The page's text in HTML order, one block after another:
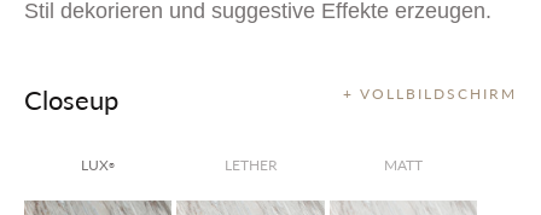
Stil dekorieren und suggestive Effekte erzeugen.
+ VOLLBILDSCHIRM
Closeup
LUX® LETHER MATT